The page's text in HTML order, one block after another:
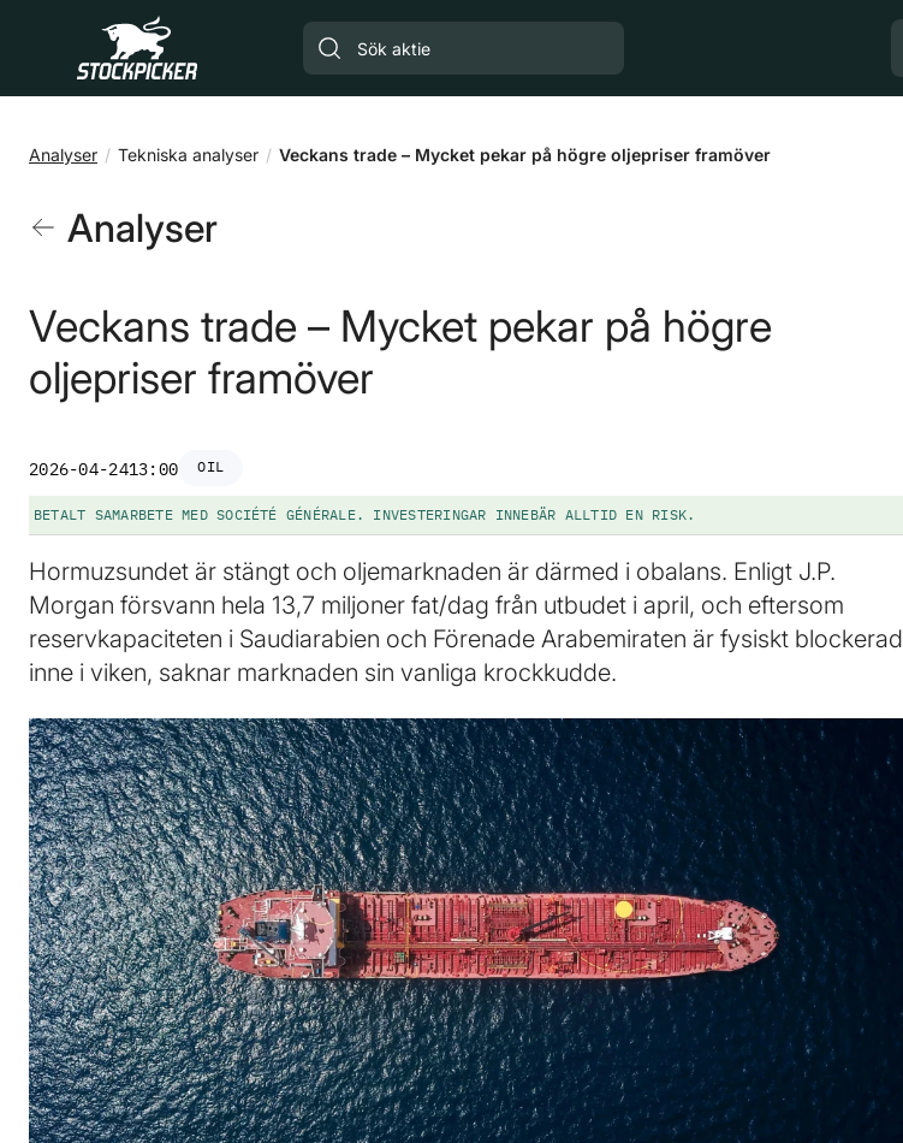
Gå till huvudinnehåll
Analyser Tekniska analyser Veckans trade – Mycket pekar på högre oljepriser framöver
Analyser
Veckans trade – Mycket pekar på högre
oljepriser framöver
2026-04-2413:00 OIL
BETALT SAMARBETE MED SOCIÉTÉ GÉNÉRALE. INVESTERINGAR INNEBÄR ALLTID EN RISK.
Hormuzsundet är stängt och oljemarknaden är därmed i obalans. Enligt J.P.
Morgan försvann hela 13,7 miljoner fat/dag från utbudet i april, och eftersom
reservkapaciteten i Saudiarabien och Förenade Arabemiraten är fysiskt blockerad
inne i viken, saknar marknaden sin vanliga krockkudde.